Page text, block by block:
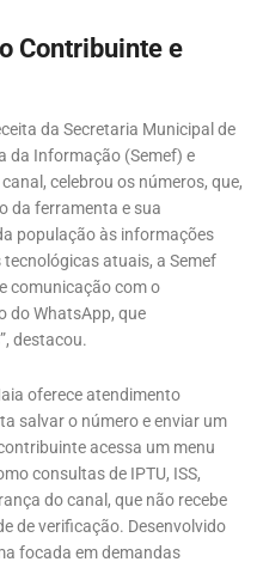
Contribuinte e
da Secretaria Municipal de
da Informação (Semef) e
celebrou os números, que,
da ferramenta e sua
população às informações
atuais, a Semef
comunicação com o
do WhatsApp, que
destacou.
oferece atendimento
salvar o número e enviar um
acessa um menu
consultas de IPTU, ISS,
do canal, que não recebe
de verificação. Desenvolvido
focada em demandas